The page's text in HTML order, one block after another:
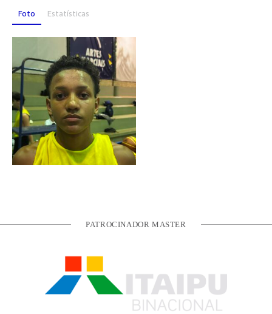
Foto Estatísticas
PATROCINADOR MASTER